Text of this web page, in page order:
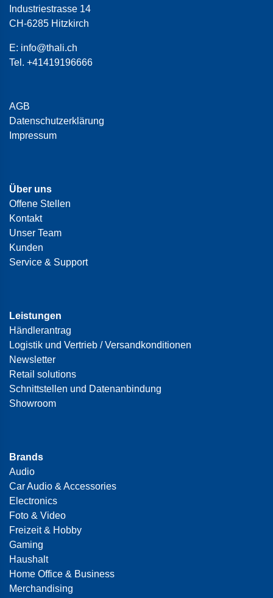
Industriestrasse 14
CH-6285 Hitzkirch
E: info@thali.ch
Tel. +41419196666
AGB
Datenschutzerklärung
Impressum
Über uns
Offene Stellen
Kontakt
Unser Team
Kunden
Service & Support
Leistungen
Händlerantrag
Logistik und Vertrieb / Versandkonditionen
Newsletter
Retail solutions
Schnittstellen und Datenanbindung
Showroom
Brands
Audio
Car Audio & Accessories
Electronics
Foto & Video
Freizeit & Hobby
Gaming
Haushalt
Home Office & Business
Merchandising